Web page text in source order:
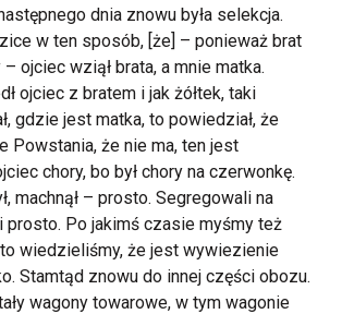
dnia znowu była selekcja.
w ten sposób, [że] – ponieważ brat
– ojciec wziął brata, a mnie matka.
ojciec z bratem i jak żółtek, taki
gdzie jest matka, to powiedział, że
Powstania, że nie ma, ten jest
chory, bo był chory na czerwonkę.
machnął – prosto. Segregowali na
prosto. Po jakimś czasie myśmy też
wiedzieliśmy, że jest wywiezienie
Stamtąd znowu do innej części obozu.
wagony towarowe, w tym wagonie